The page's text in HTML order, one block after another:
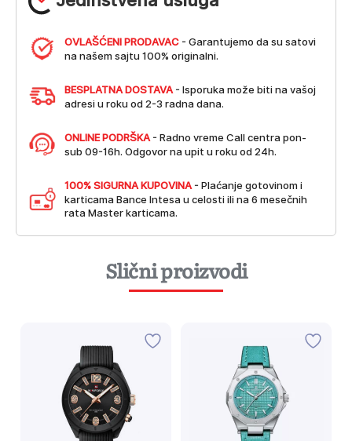
OVLAŠĆENI PRODAVAC - Garantujemo da su satovi
na našem sajtu 100% originalni.
BESPLATNA DOSTAVA - Isporuka može biti na vašoj
adresi u roku od 2-3 radna dana.
ONLINE PODRŠKA - Radno vreme Call centra pon-
sub 09-16h. Odgovor na upit u roku od 24h.
100% SIGURNA KUPOVINA - Plaćanje gotovinom i
karticama Bance Intesa u celosti ili na 6 mesečnih
rata Master karticama.
Slični proizvodi